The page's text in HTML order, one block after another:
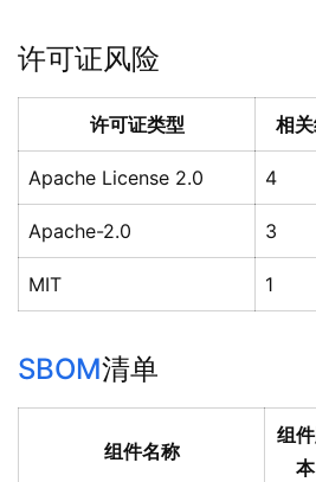
许可证风险
许可证类型 相
Apache License 2.0 4
Apache-2.0 3
MIT 1
SBOM清单
组件名称
组
本